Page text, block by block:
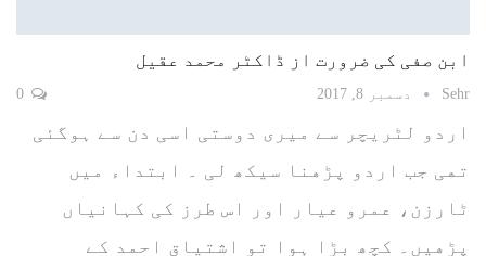
ﺍﺑﻦ ﺻﻔﯽ ﮐﯽ ﺿﺮﻭﺭﺕ ‏از ﮈﺍﮐﭩﺮ ﻣﺤﻤﺪ ﻋﻘﯿﻞ ‏
Sehr دسمبر 8, 2017
ﺍﺭﺩﻭ ﻟﭩﺮﯾﭽﺮ ﺳﮯ ﻣﯿﺮﯼ ﺩﻭﺳﺘﯽ ﺍﺳﯽ ﺩﻥ ﺳﮯ ﮨﻮﮔﺌﯽ
ﺗﮭﯽ ﺟﺐ ﺍﺭﺩﻭ ﭘﮍﮬﻨﺎ ﺳﯿﮑھ ﻟﯽ ۔ ﺍﺑﺘﺪﺍﺀ ﻣﯿﮟ
ﭨﺎﺭﺯﻥ، ﻋﻤﺮﻭ ﻋﯿﺎﺭ ﺍﻭﺭ ﺍﺱ ﻃﺮﺯ ﮐﯽ ﮐﮩﺎﻧﯿﺎﮞ
ﭘﮍﮬﯿﮟ۔ ﮐﭽھ ﺑﮍﺍ ﮨﻮﺍ ﺗﻮ ﺍﺷﺘﯿﺎﻕ ﺍﺣﻤﺪ ﮐﮯ